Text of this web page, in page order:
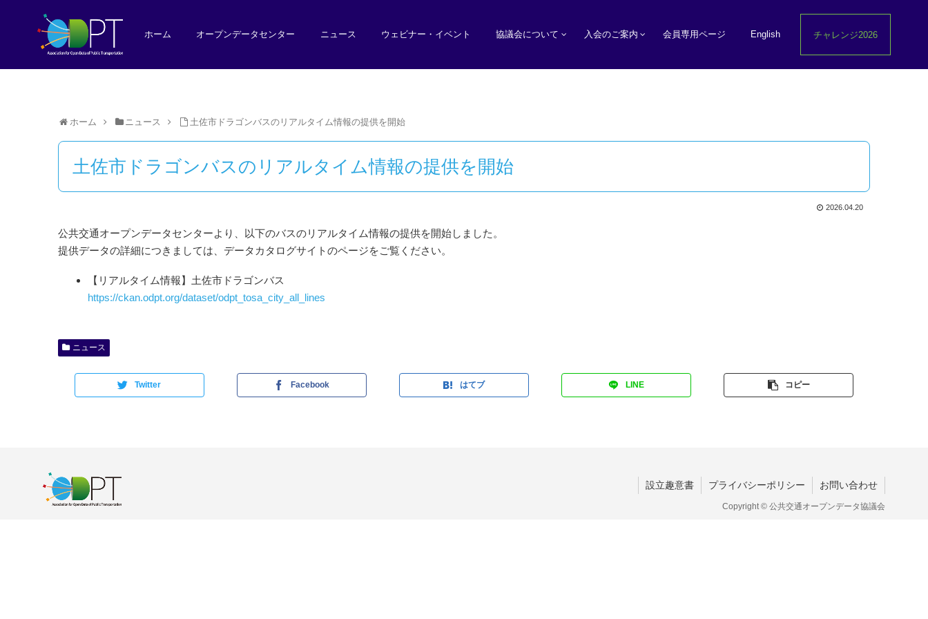
ホーム オープンデータセンター ニュース ウェビナー・イベント 協議会について 入会のご案内 会員専用ページ English チャレンジ2026
ホーム ニュース 土佐市ドラゴンバスのリアルタイム情報の提供を開始
土佐市ドラゴンバスのリアルタイム情報の提供を開始
2026.04.20
公共交通オープンデータセンターより、以下のバスのリアルタイム情報の提供を開始しました。
提供データの詳細につきましては、データカタログサイトのページをご覧ください。
【リアルタイム情報】土佐市ドラゴンバス
https://ckan.odpt.org/dataset/odpt_tosa_city_all_lines
ニュース
Twitter Facebook はてブ LINE コピー
設立趣意書 プライバシーポリシー お問い合わせ
Copyright © 公共交通オープンデータ協議会